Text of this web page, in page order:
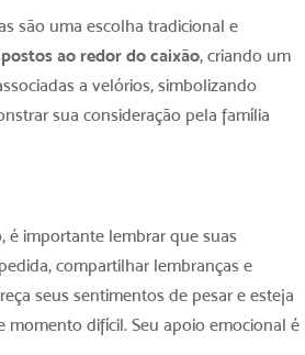
são uma escolha tradicional e
ao redor do caixão, criando um
a velórios, simbolizando
sua consideração pela família
, é importante lembrar que suas
compartilhar lembranças e
seus sentimentos de pesar e esteja
momento difícil. Seu apoio emocional é